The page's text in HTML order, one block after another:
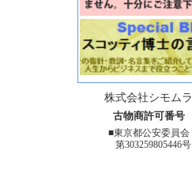
株式会社シモムラ
古物商許可番号
■東京都公安委員会
第303259805446号